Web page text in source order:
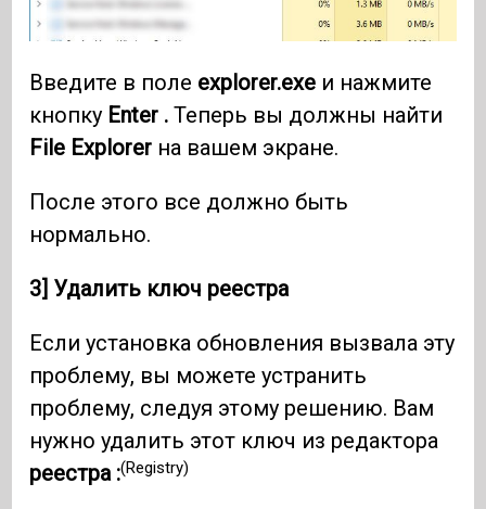
Введите в поле explorer.exe и нажмите
кнопку Enter .Теперь вы должны найти
File Explorer на вашем экране.
После этого все должно быть
нормально.
3] Удалить ключ реестра
Если установка обновления вызвала эту
проблему, вы можете устранить
проблему, следуя этому решению. Вам
нужно удалить этот ключ из редактора
реестра :(Registry)